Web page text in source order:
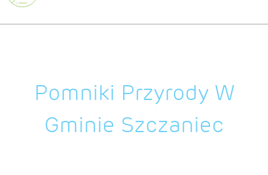
Pomniki Przyrody W
Gminie Szczaniec